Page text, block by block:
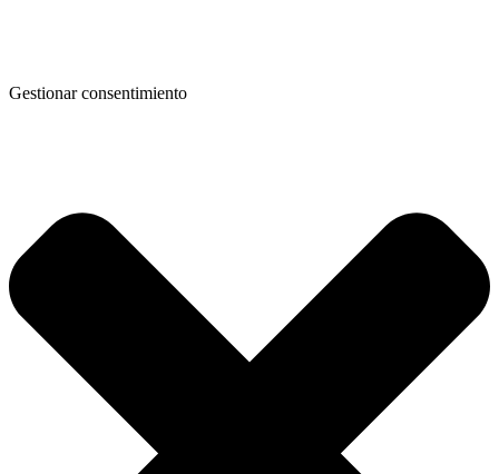
Gestionar consentimiento